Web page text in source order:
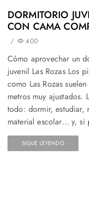
DORMITORIO
CON CAMA
/ 400
Cómo aprovechar un
juvenil Las Rozas Los
como Las Rozas
metros muy ajustados.
todo: dormir, estudiar,
material escolar… y, si
SIGUE LEYENDO